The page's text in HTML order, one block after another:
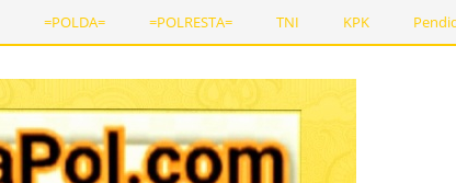
=POLDA= =POLRESTA= TNI KPK